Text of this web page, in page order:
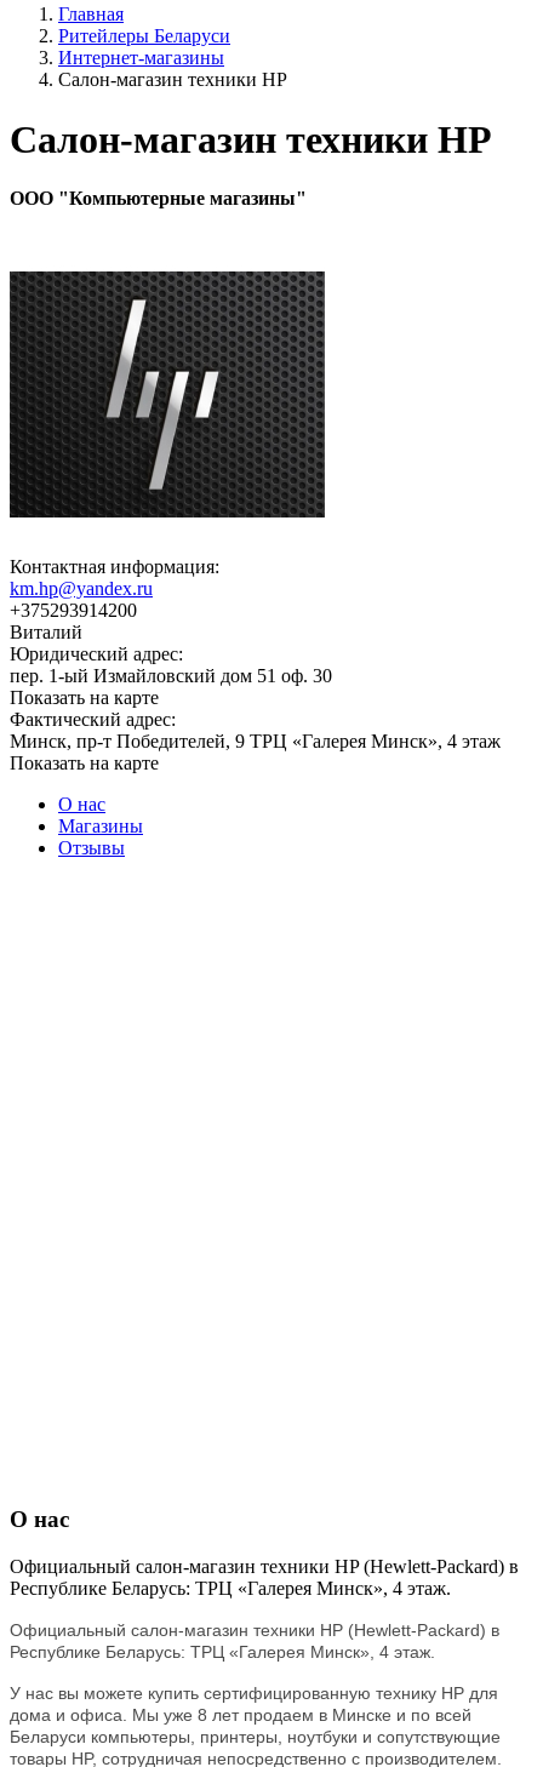
Главная
Ритейлеры Беларуси
Интернет-магазины
Салон-магазин техники HP
Салон-магазин техники HP
ООО "Компьютерные магазины"
Контактная информация:
km.hp@yandex.ru
+375293914200
Виталий
Юридический адрес:
пер. 1-ый Измайловский дом 51 оф. 30
Показать на карте
Фактический адрес:
Минск, пр-т Победителей, 9 ТРЦ «Галерея Минск», 4 этаж
Показать на карте
О нас
Магазины
Отзывы
О нас
Официальный салон-магазин техники HP (Hewlett-Packard) в
Республике Беларусь: ТРЦ «Галерея Минск», 4 этаж.
Официальный салон-магазин техники HP (Hewlett-Packard) в
Республике Беларусь: ТРЦ «Галерея Минск», 4 этаж.
У нас вы можете купить сертифицированную технику HP для
дома и офиса. Мы уже 8 лет продаем в Минске и по всей
Беларуси компьютеры, принтеры, ноутбуки и сопутствующие
товары HP, сотрудничая непосредственно с производителем.